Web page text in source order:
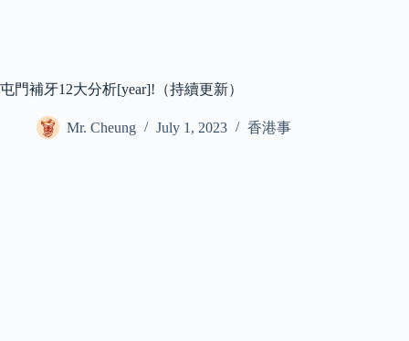
屯門補牙12大分析[year]!（持續更新）
Mr. Cheung July 1, 2023 香港事